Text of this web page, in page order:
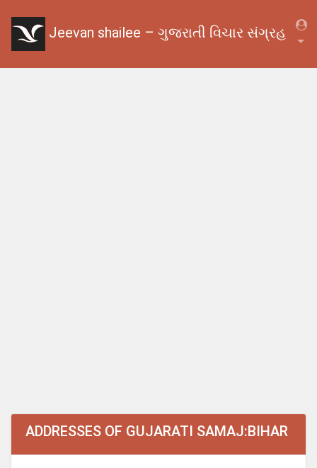
Jeevan shailee – ગુજરાતી વિચાર સંગ્રહ
ADDRESSES OF GUJARATI SAMAJ:BIHAR